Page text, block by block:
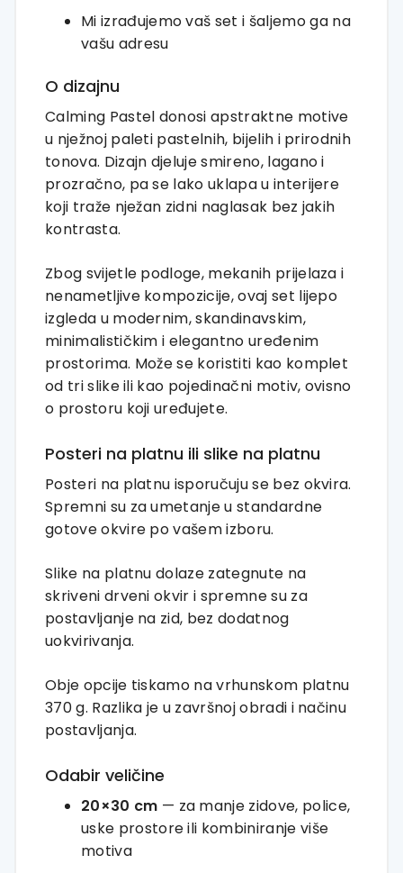
Mi izrađujemo vaš set i šaljemo ga na
vašu adresu
O dizajnu
Calming Pastel donosi apstraktne motive
u nježnoj paleti pastelnih, bijelih i prirodnih
tonova. Dizajn djeluje smireno, lagano i
prozračno, pa se lako uklapa u interijere
koji traže nježan zidni naglasak bez jakih
kontrasta.
Zbog svijetle podloge, mekanih prijelaza i
nenametljive kompozicije, ovaj set lijepo
izgleda u modernim, skandinavskim,
minimalističkim i elegantno uređenim
prostorima. Može se koristiti kao komplet
od tri slike ili kao pojedinačni motiv, ovisno
o prostoru koji uređujete.
Posteri na platnu ili slike na platnu
Posteri na platnu isporučuju se bez okvira.
Spremni su za umetanje u standardne
gotove okvire po vašem izboru.
Slike na platnu dolaze zategnute na
skriveni drveni okvir i spremne su za
postavljanje na zid, bez dodatnog
uokvirivanja.
Obje opcije tiskamo na vrhunskom platnu
370 g. Razlika je u završnoj obradi i načinu
postavljanja.
Odabir veličine
20×30 cm — za manje zidove, police,
uske prostore ili kombiniranje više
motiva